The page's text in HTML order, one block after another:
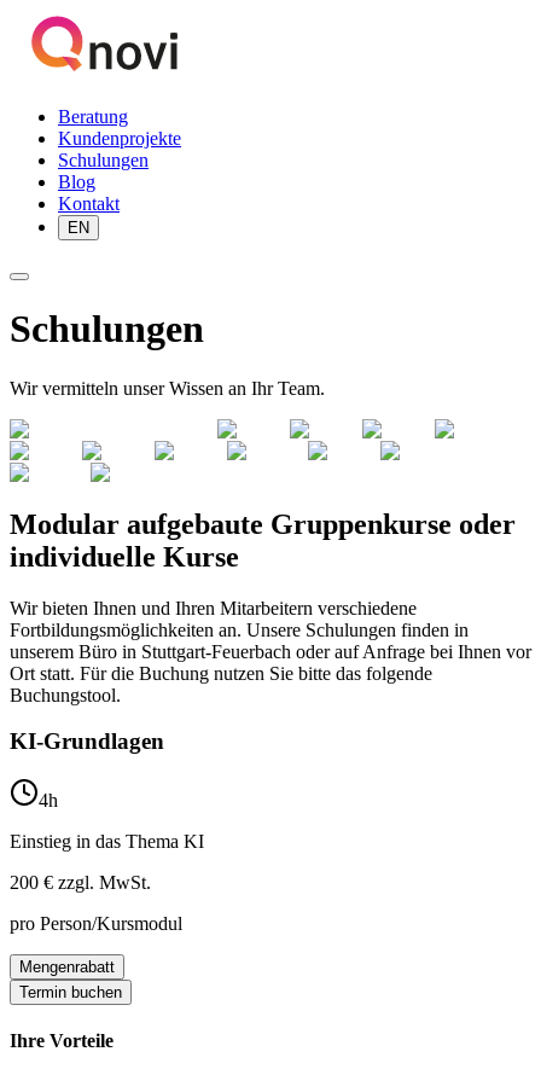
Beratung
Kundenprojekte
Schulungen
Blog
Kontakt
EN
Schulungen
Wir vermitteln unser Wissen an Ihr Team.
Modular aufgebaute Gruppenkurse oder
individuelle Kurse
Wir bieten Ihnen und Ihren Mitarbeitern verschiedene
Fortbildungsmöglichkeiten an. Unsere Schulungen finden in
unserem Büro in Stuttgart-Feuerbach oder auf Anfrage bei Ihnen vor
Ort statt. Für die Buchung nutzen Sie bitte das folgende
Buchungstool.
KI-Grundlagen
4h
Einstieg in das Thema KI
200 € zzgl. MwSt.
pro Person/Kursmodul
Mengenrabatt
Termin buchen
Ihre Vorteile